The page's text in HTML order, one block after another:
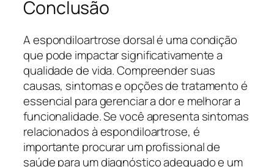
Conclusão
A espondiloartrose dorsal é uma condição
que pode impactar significativamente a
qualidade de vida. Compreender suas
causas, sintomas e opções de tratamento é
essencial para gerenciar a dor e melhorar a
funcionalidade. Se você apresenta sintomas
relacionados à espondiloartrose, é
importante procurar um profissional de
saúde para um diagnóstico adequado e um